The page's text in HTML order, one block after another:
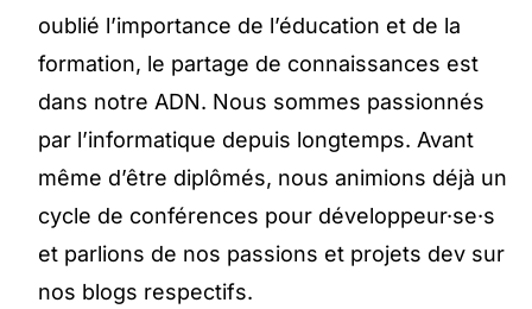
oublié l’importance de l’éducation et de la
formation, le partage de connaissances est
dans notre ADN. Nous sommes passionnés
par l’informatique depuis longtemps. Avant
même d’être diplômés, nous animions déjà un
cycle de conférences pour développeur·se·s
et parlions de nos passions et projets dev sur
nos blogs respectifs.